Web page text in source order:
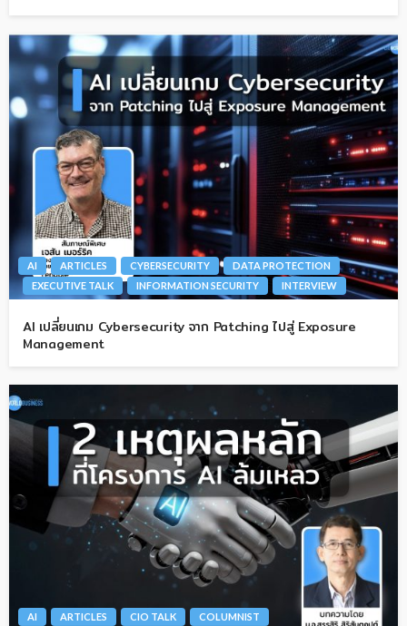
AI ARTICLES CYBERSECURITY
DATA PROTECTION
EXECUTIVE TALK
INFORMATION SECURITY INTERVIEW
AI เปลี่ยนเกม Cybersecurity จาก Patching ไปสู่ Exposure
Management
AI ARTICLES CIO TALK
COLUMNIST